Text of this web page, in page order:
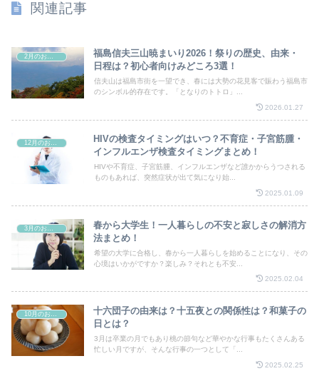
関連記事
2月のお祭り
福島信夫三山暁まいり2026！祭りの歴史、由来・
日程は？初心者向けみどころ3選！
信夫山は福島市街を一望でき、春には大勢の花見客で賑わう福島市
のシンボル的存在です。「となりのトトロ」...
2026.01.27
HIVの検査タイミングはいつ？不育症・子宮筋腫・
インフルエンザ検査タイミングまとめ！
HIVや不育症、子宮筋腫、インフルエンザなど誰かからうつされる
ものもあれば、突然症状が出て気になり始...
2025.01.09
春から大学生！一人暮らしの不安と寂しさの解消方
法まとめ！
希望の大学に合格し、春から一人暮らしを始めることになり、その
心境はいかがですか？楽しみ？それとも不安...
2025.02.04
10月のお祭り
十六団子の由来は？十五夜との関係性は？和菓子の
日とは？
3月は卒業の月でもあり桃の節句など華やかな行事もたくさんある
忙しい月ですが、そんな行事の一つとして「...
2025.02.25